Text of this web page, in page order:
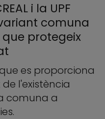
i la UPF
comuna
protegeix
es proporciona
l'existència
comuna a